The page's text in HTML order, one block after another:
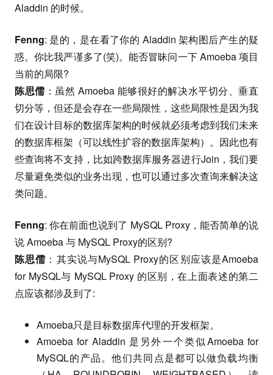
Aladdin 的时候。
Fenng: 是的，是在看了你的 Aladdin 架构图后产生的疑
惑。你比我严谨多了(笑)。能否冒昧问一下 Amoeba 项目
当前的局限?
陈思儒 ：虽然 Amoeba 能够很好的解决水平切分、垂直
切分等，但还是会存在一些局限性，这些局限性是因为我
们在设计目标的数据库架构的时候就必须考虑到我们未来
的数据库框架（可以线性扩容的数据库架构）。因此也有
些查询将不支持，比如跨数据库服务器进行Join，我们要
尽量避免类似的业务出现，也可以通过多次查询来解决这
类问题。
Fenng: 你在前面也说到了 MySQL Proxy，能否简单的说
说 Amoeba 与 MySQL Proxy的区别?
陈思儒 ：其实说与MySQL Proxy的区别应该是Amoeba
for MySQL与 MySQL Proxy 的区别，在上面表述的第二
点应该都涉及到了:
Amoeba只是目标数据库代理的开发框架。
Amoeba for Aladdin 是另外一个类似Amoeba for
MySQL的产品。他们共同点是都可以做负载均衡